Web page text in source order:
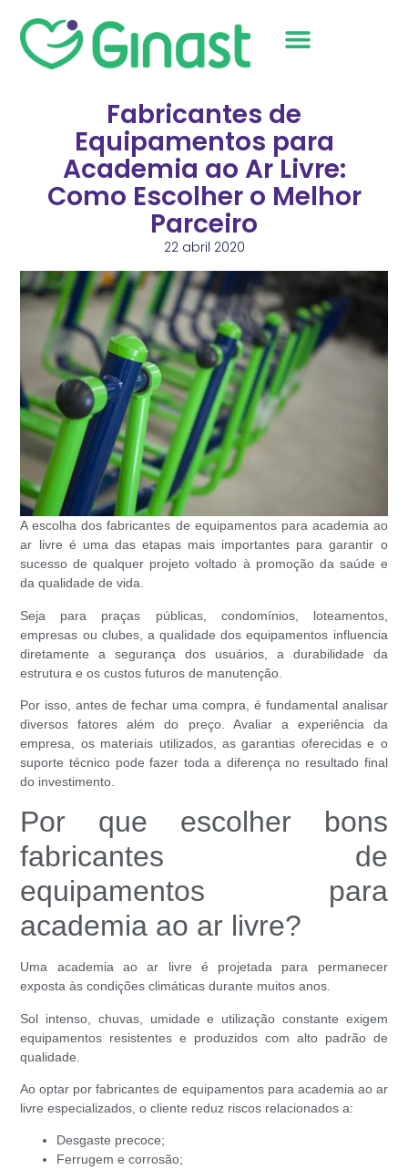
Fabricantes de
Equipamentos para
Academia ao Ar Livre:
Como Escolher o Melhor
Parceiro
22 abril 2020
A escolha dosfabricantes de equipamentos para academia ao
ar livre é uma das etapas mais importantes para garantir o
sucesso de qualquer projeto voltado à promoção da saúde e
da qualidade de vida.
Seja para praças públicas, condomínios, loteamentos,
empresas ou clubes, a qualidade dos equipamentos influencia
diretamente a segurança dos usuários, a durabilidade da
estrutura e os custos futuros de manutenção.
Por isso, antes de fechar uma compra, é fundamental analisar
diversos fatores além do preço. Avaliar a experiência da
empresa, os materiais utilizados, as garantias oferecidas e o
suporte técnico pode fazer toda a diferença no resultado final
do investimento.
Por que escolher bons
fabricantes de
equipamentos para
academia ao ar livre?
Uma academia ao ar livre é projetada para permanecer
exposta às condições climáticas durante muitos anos.
Sol intenso, chuvas, umidade e utilização constante exigem
equipamentos resistentes e produzidos com alto padrão de
qualidade.
Ao optar por fabricantes de equipamentos para academia ao ar
livre especializados, o cliente reduz riscos relacionados a:
Desgaste precoce;
Ferrugem e corrosão;